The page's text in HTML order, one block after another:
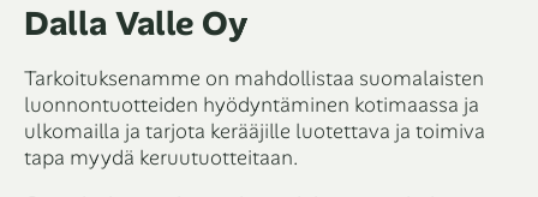
Dalla Valle Oy
Tarkoituksenamme on mahdollistaa suomalaisten
luonnontuotteiden hyödyntäminen kotimaassa ja
ulkomailla ja tarjota kerääjille luotettava ja toimiva
tapa myydä keruutuotteitaan.